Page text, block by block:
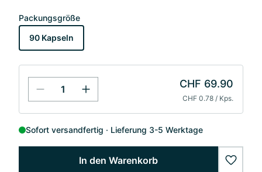
Packungsgröße
90 Kapseln
CHF 69.90
CHF 0.78 / Kps.
Sofort versandfertig Lieferung 3-5 Werktage
In den Warenkorb